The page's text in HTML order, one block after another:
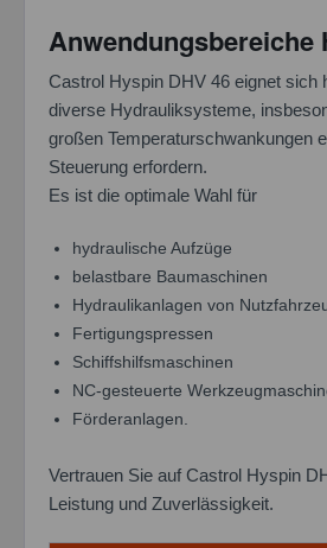
Anwendungsbereiche
Castrol Hyspin DHV 46 eignet sich
diverse Hydrauliksysteme,
großen Temperaturschwankungen
Steuerung erfordern.
Es ist die optimale Wahl für
hydraulische Aufzüge
belastbare Baumaschinen
Hydraulikanlagen von
Fertigungspressen
Schiffshilfsmaschinen
NC-gesteuerte
Förderanlagen.
Vertrauen Sie auf Castrol Hyspin
Leistung und Zuverlässigkeit.